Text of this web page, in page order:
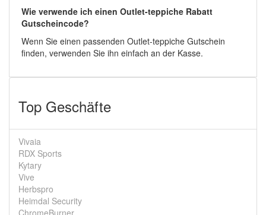
Wie verwende ich einen Outlet-teppiche Rabatt
Gutscheincode?
Wenn Sie einen passenden Outlet-teppiche Gutschein
finden, verwenden Sie ihn einfach an der Kasse.
Top Geschäfte
Vivaia
RDX Sports
Kytary
Vive
Herbspro
Heimdal Security
ChromeBurner